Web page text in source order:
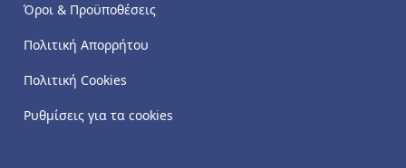
Όροι & Προϋποθέσεις
Πολιτική Απορρήτου
Πολιτική Cookies
Ρυθμίσεις για τα cookies